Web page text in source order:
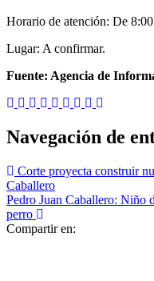
Horario de atención: De
Lugar: A confirmar.
Fuente: Agencia de
Navegación de
Corte proyecta construir
Caballero
Pedro Juan Caballero: Niño
perro
Compartir en: